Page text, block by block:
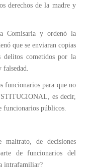
derechos de la madre y
Comisaria y ordenó la
que se enviaran copias
delitos cometidos por la
falsedad.
funcionarios para que no
es decir,
funcionarios públicos.
de decisiones
de funcionarios del
intrafamiliar?